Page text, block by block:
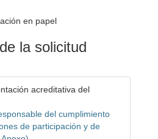
en papel
la solicitud
acreditativa del
del cumplimiento
de participación y de